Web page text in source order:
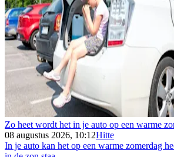
Zo heet wordt het in je auto op een warme
08 augustus 2026, 10:12Hitte
In je auto kan het op een warme zomerdag